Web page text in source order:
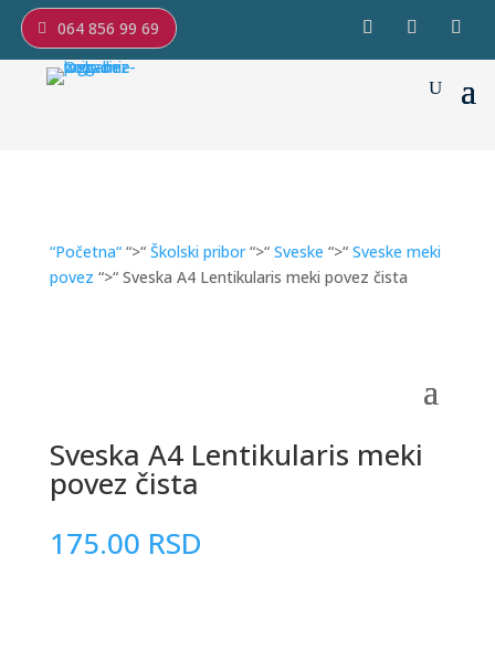
064 856 99 69
“Početna““>“ Školski pribor“>“ Sveske “>“ Sveske meki
povez “>“ Sveska A4 Lentikularis meki povez čista
Sveska A4 Lentikularis meki
povez čista
175.00 RSD